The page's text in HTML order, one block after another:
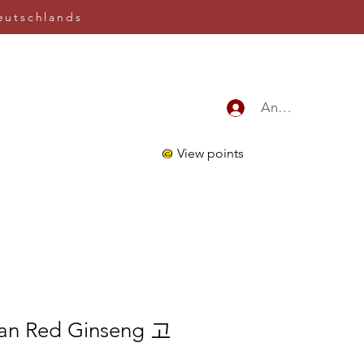
Anmelden
View points
Red Ginseng 고